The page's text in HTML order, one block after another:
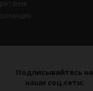
Подписывайтесь на
наши соц.сети: